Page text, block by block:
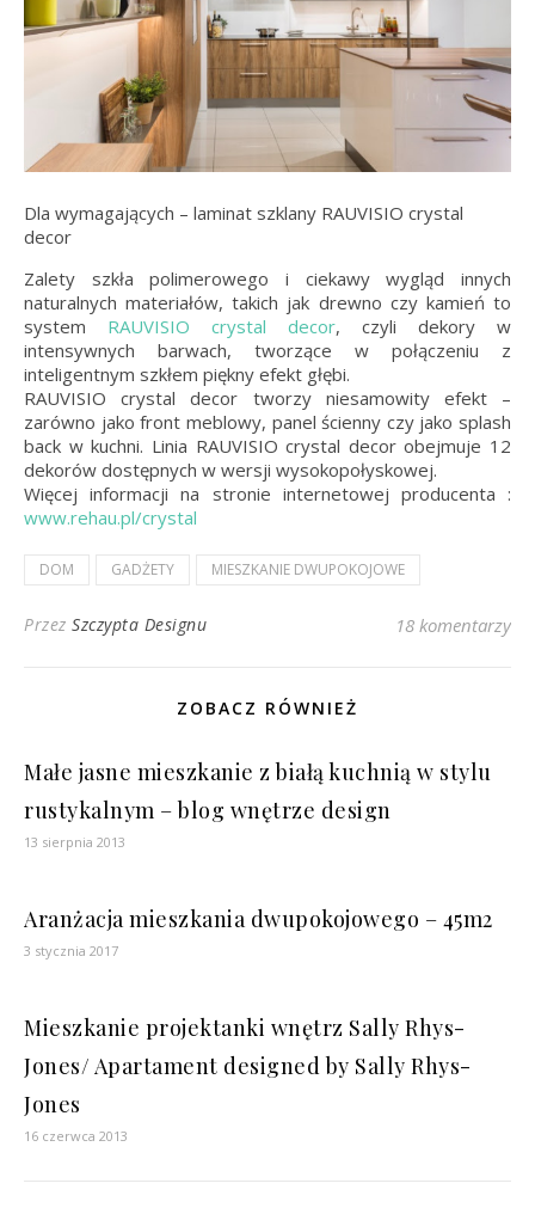
Dla wymagających – laminat szklany RAUVISIO crystal
decor
Zalety szkła polimerowego i ciekawy wygląd innych
naturalnych materiałów, takich jak drewno czy kamień to
system RAUVISIO crystal decor, czyli dekory w
intensywnych barwach, tworzące w połączeniu z
inteligentnym szkłem piękny efekt głębi.
RAUVISIO crystal decor tworzy niesamowity efekt –
zarówno jako front meblowy, panel ścienny czy jako splash
back w kuchni. Linia RAUVISIO crystal decor obejmuje 12
dekorów dostępnych w wersji wysokopołyskowej.
Więcej informacji na stronie internetowej producenta :
www.rehau.pl/crystal
DOM GADŻETY MIESZKANIE DWUPOKOJOWE
Przez Szczypta Designu 18 komentarzy
ZOBACZ RÓWNIEŻ
Małe jasne mieszkanie z białą kuchnią w stylu
rustykalnym – blog wnętrze design
13 sierpnia 2013
Aranżacja mieszkania dwupokojowego – 45m2
3 stycznia 2017
Mieszkanie projektanki wnętrz Sally Rhys-
Jones/ Apartament designed by Sally Rhys-
Jones
16 czerwca 2013